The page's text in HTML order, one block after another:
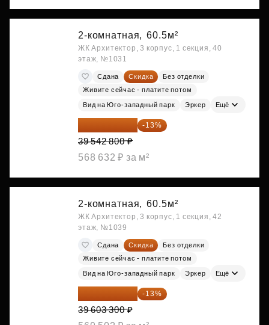
2-комнатная, 60.5м²
ЖК Архитектор, 3 корпус, 1 секция, 40
этаж, №1031
Сдана Скидка
Без отделки
Живите сейчас - платите потом
Вид на Юго-западный парк Эркер Ещё
34 402 236 ₽ -13%
39 542 800 ₽
568 632 ₽ за м²
2-комнатная, 60.5м²
ЖК Архитектор, 3 корпус, 1 секция, 42
этаж, №1039
Сдана Скидка
Без отделки
Живите сейчас - платите потом
Вид на Юго-западный парк Эркер Ещё
34 454 871 ₽ -13%
39 603 300 ₽